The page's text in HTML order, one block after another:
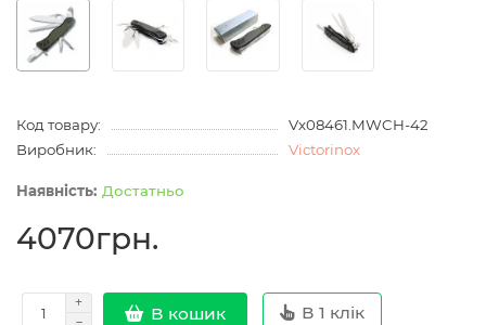
Код товару:
Vx08461.MWCH-42
Виробник:
Victorinox
Достатньо
4070грн.
В кошик В 1 клік